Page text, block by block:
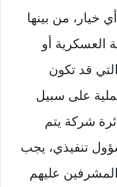
خيار، من بينها
العسكرية أو
قد تكون
عملية على سبيل
شركة يتم
تنفيذي، يجب
عليهم